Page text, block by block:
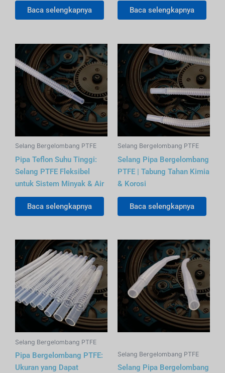
Baca selengkapnya Baca selengkapnya
Selang Bergelombang PTFE
Pipa Teflon Suhu Tinggi:
Selang PTFE Fleksibel
untuk Sistem Minyak & Air
Baca selengkapnya
Selang Bergelombang PTFE
Selang Pipa Bergelombang
PTFE | Tabung Tahan Kimia
& Korosi
Baca selengkapnya
Selang Bergelombang PTFE
Pipa Bergelombang PTFE:
Ukuran yang Dapat
Selang Bergelombang PTFE
Selang Pipa Bergelombang